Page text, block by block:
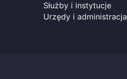
Służby i instytucje
Urzędy i administracja